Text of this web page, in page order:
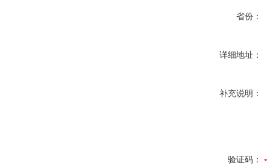
省份：
详细地址：
补充说明：
验证码：